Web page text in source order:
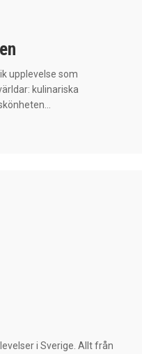
upplevelse som
kulinariska
i Sverige. Allt från